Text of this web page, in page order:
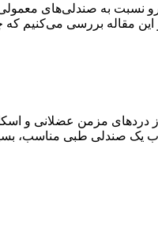
به صندلی‌های معمولی
مقاله بررسی می‌کنیم
دردهای مزمن عضلانی و
یک صندلی طبی مناسب،